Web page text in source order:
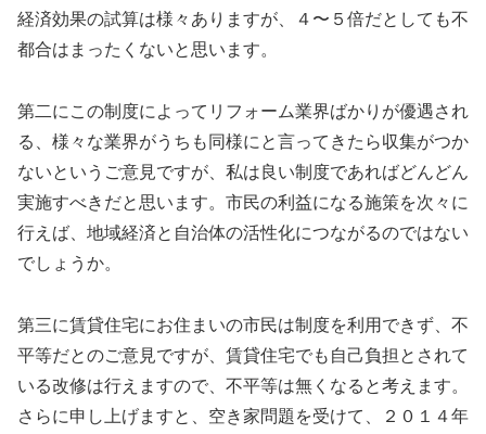
経済効果の試算は様々ありますが、４〜５倍だとしても不
都合はまったくないと思います。
第二にこの制度によってリフォーム業界ばかりが優遇され
る、様々な業界がうちも同様にと言ってきたら収集がつか
ないというご意見ですが、私は良い制度であればどんどん
実施すべきだと思います。市民の利益になる施策を次々に
行えば、地域経済と自治体の活性化につながるのではない
でしょうか。
第三に賃貸住宅にお住まいの市民は制度を利用できず、不
平等だとのご意見ですが、賃貸住宅でも自己負担とされて
いる改修は行えますので、不平等は無くなると考えます。
さらに申し上げますと、空き家問題を受けて、２０１４年